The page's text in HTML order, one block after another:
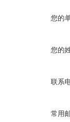
您的
您的
联系
常用